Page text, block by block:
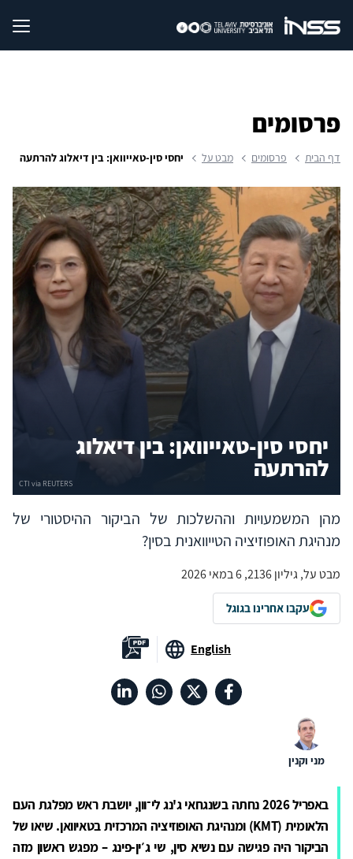
פרסומים
דף הבית פרסומים מבט על יחסי סין-טאייוואן: בין דיאלוג להרתעה
יחסי סין-טאייוואן: בין דיאלוג
להרתעה
מהן המשמעויות וההשלכות של הביקור ההיסטורי של
מנהיגת האופוזיציה הטייוואנית בסין?
מבט על, גיליון 2136, 6 במאי 2026
עקבו אחרינו בגוגל
English
מני וקנין
באפריל 2026 נחתה בשנגחאי ג'נג לי־וון, יושבת ראש מפלגת העם
הלאומית (KMT)
ומנהיגת האופוזיציה המרכזית בטאיוואן. שיאו של
הביקור היה פגישה עם נשיא סין, שי ג׳ין-פינג – מפגש ראשון מזה